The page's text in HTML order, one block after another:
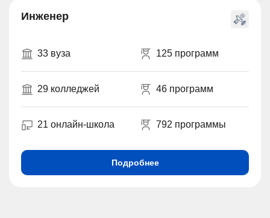
Инженер
33 вуза 125 программ
29 колледжей 46 программ
21 онлайн-школа 792 программы
Подробнее